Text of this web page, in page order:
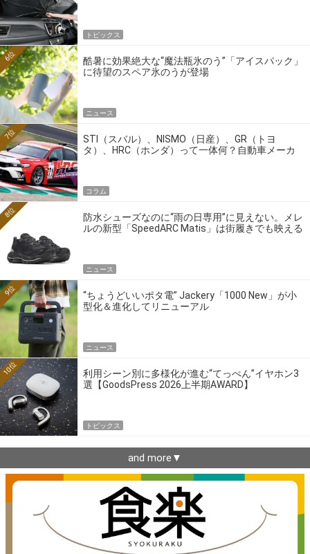
トピックス
酷暑に効果絶大な“魔法瓶氷のう”「アイスパック」
に待望のスペア氷のうが登場
6位
ニュース
STI（スバル）、NISMO（日産）、GR（トヨ
タ）、HRC（ホンダ）って一体何？自動車メーカ
7位
コラム
防水シューズなのに“雨の日専用”に見えない。メレ
ルの新型「SpeedARC Matis」は街履きでも映える
8位
ニュース
“ちょうどいいポタ電” Jackery「1000 New」が小
型化＆進化してリニューアル
9位
ニュース
利用シーン別に多様化が進む“てっぺん”イヤホン3
選【GoodsPress 2026上半期AWARD】
10位
トピックス
and more▼